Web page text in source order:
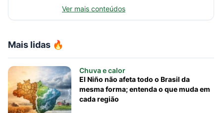
Mais lidas 🔥
Chuva e calor
El Niño não afeta todo o Brasil da
mesma forma; entenda o que muda em
cada região
Ver mais conteúdos